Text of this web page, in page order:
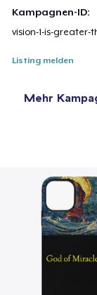
Kampagnen-ID:
vision-1-is-greater-
Listing melden
Mehr